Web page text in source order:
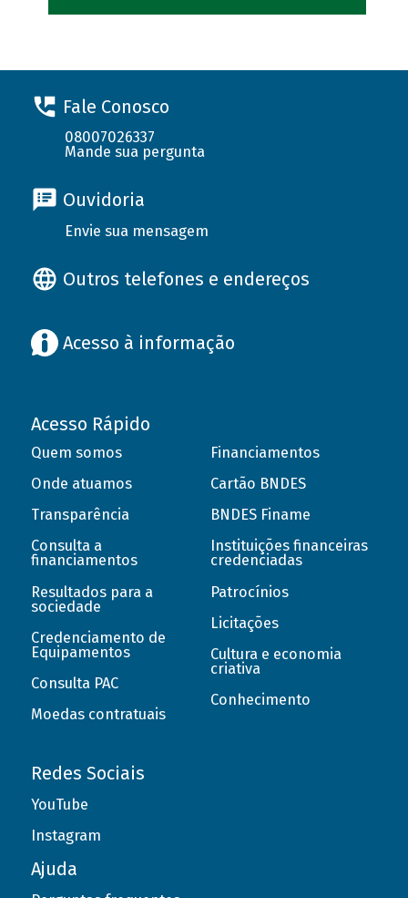
Fale Conosco
08007026337
Mande sua pergunta
Ouvidoria
Envie sua mensagem
Outros telefones e endereços
Acesso à informação
Acesso Rápido
Quem somos
Onde atuamos
Transparência
Consulta a
financiamentos
Resultados para a
sociedade
Credenciamento de
Equipamentos
Consulta PAC
Moedas contratuais
Financiamentos
Cartão BNDES
BNDES Finame
Instituições financeiras
credenciadas
Patrocínios
Licitações
Cultura e economia
criativa
Conhecimento
Redes Sociais
YouTube
Instagram
Ajuda